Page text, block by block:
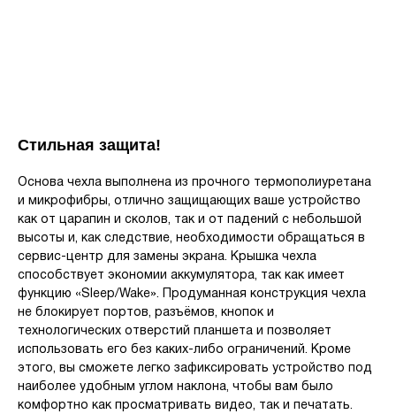
Стильная защита!
Основа чехла выполнена из прочного термополиуретана
и микрофибры, отлично защищающих ваше устройство
как от царапин и сколов, так и от падений с небольшой
высоты и, как следствие, необходимости обращаться в
сервис-центр для замены экрана. Крышка чехла
способствует экономии аккумулятора, так как имеет
функцию «Sleep/Wake». Продуманная конструкция чехла
не блокирует портов, разъёмов, кнопок и
технологических отверстий планшета и позволяет
использовать его без каких-либо ограничений. Кроме
этого, вы сможете легко зафиксировать устройство под
наиболее удобным углом наклона, чтобы вам было
комфортно как просматривать видео, так и печатать.